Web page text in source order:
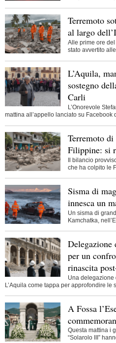
Terremoto
al largo
Alle prime ore
stato avvertito
L’Aquila,
sostegno
Carli
L’Onorevole
mattina all’appello lanciato su Facebook
Terremoto
Filippine: si
Il bilancio
che ha colpito le
Sisma di
innesca un
Un sisma di
Kamchatka,
Delegazione
per un
rinascita
Una delegazione
L’Aquila come tappa per approfondire le
A Fossa
Questa mattina i
“Solarolo III”